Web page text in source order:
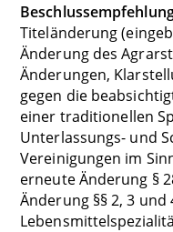
Titeländerung
Änderung des
Änderungen,
gegen die
einer traditionellen
Unterlassungs- und
Vereinigungen im
erneute Änderung §
Änderung §§ 2, 3 und